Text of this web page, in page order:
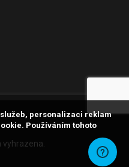
personalizaci reklam
Používáním tohoto
vyhrazena.